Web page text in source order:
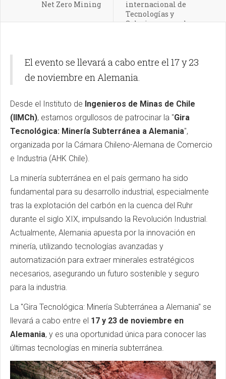
Net Zero Mining
internacional de
Tecnologías y
Soluciones para la
El evento se llevará a cabo entre el 17 y 23
de noviembre en Alemania.
Desde el Instituto de Ingenieros de Minas de Chile
( IIMCh), estamos orgullosos de patrocinar la "Gira
Tecnológica: Minería Subterránea a Alemania",
organizada por la Cámara Chileno-Alemana de Comercio
e Industria (AHK Chile).
La minería subterránea en el país germano ha sido
fundamental para su desarrollo industrial, especialmente
tras la explotación del carbón en la cuenca del Ruhr
durante el siglo XIX, impulsando la Revolución Industrial.
Actualmente, Alemania apuesta por la innovación en
minería, utilizando tecnologías avanzadas y
automatización para extraer minerales estratégicos
necesarios, asegurando un futuro sostenible y seguro
para la industria.
La "Gira Tecnológica: Minería Subterránea a Alemania" se
llevará a cabo entre el 17 y 23 de noviembre en
Alemania, y es una oportunidad única para conocer las
últimas tecnologías en minería subterránea.